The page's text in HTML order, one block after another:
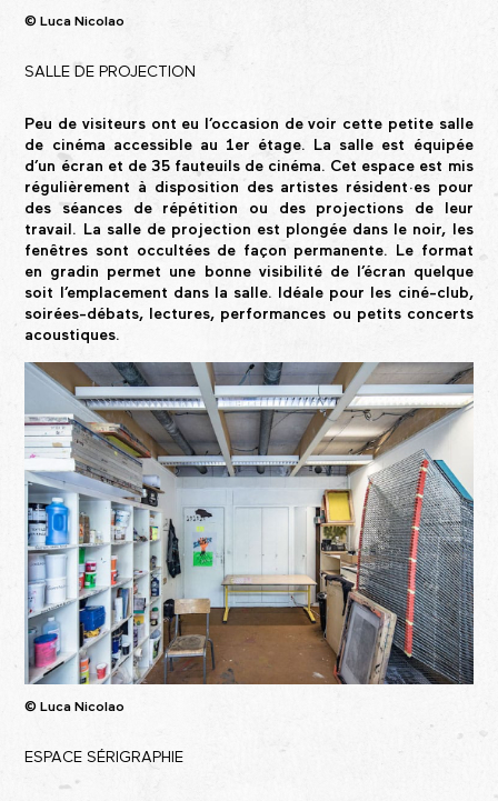
© Luca Nicolao
SALLE DE PROJECTION
Peu de visiteurs ont eu l’occasion de voir cette petite salle
de cinéma accessible au 1er étage. La salle est équipée
d’un écran et de 35 fauteuils de cinéma. Cet espace est mis
régulièrement à disposition des artistes résident·espour
des séances de répétition ou des projections de leur
travail. La salle de projection est plongée dans le noir, les
fenêtres sont occultées de façon permanente. Le format
en gradin permet une bonne visibilité de l’écran quelque
soit l’emplacement dans la salle. Idéale pour les ciné-club,
soirées-débats, lectures, performances ou petits concerts
acoustiques.
© Luca Nicolao
ESPACE SÉRIGRAPHIE